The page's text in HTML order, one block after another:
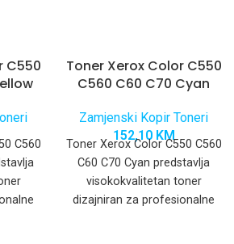
C550
C560
Toner Xerox Color C550
C560 C60 C70 Cyan
Zamjenski Kopir Toneri
152,10 KM
Toner Xerox Color C550 C560
C60 C70 Cyan predstavlja
visokokvalitetan toner
dizajniran za profesionalne